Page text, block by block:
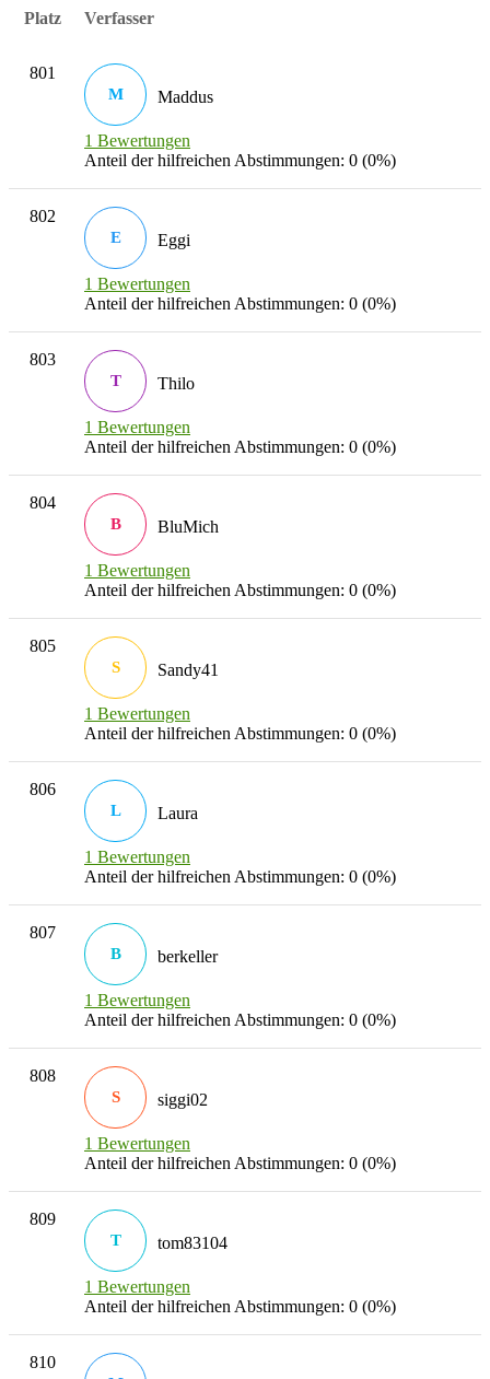
Platz Verfasser
801
1 Bewertungen
Anteil der hilfreichen Abstimmungen: 0 (0%)
M Maddus
802
1 Bewertungen
Anteil der hilfreichen Abstimmungen: 0 (0%)
E Eggi
803
1 Bewertungen
Anteil der hilfreichen Abstimmungen: 0 (0%)
T Thilo
804
1 Bewertungen
Anteil der hilfreichen Abstimmungen: 0 (0%)
B BluMich
805
1 Bewertungen
Anteil der hilfreichen Abstimmungen: 0 (0%)
S Sandy41
806
1 Bewertungen
Anteil der hilfreichen Abstimmungen: 0 (0%)
L Laura
807
1 Bewertungen
Anteil der hilfreichen Abstimmungen: 0 (0%)
B berkeller
808
1 Bewertungen
Anteil der hilfreichen Abstimmungen: 0 (0%)
S siggi02
809
1 Bewertungen
Anteil der hilfreichen Abstimmungen: 0 (0%)
T tom83104
810